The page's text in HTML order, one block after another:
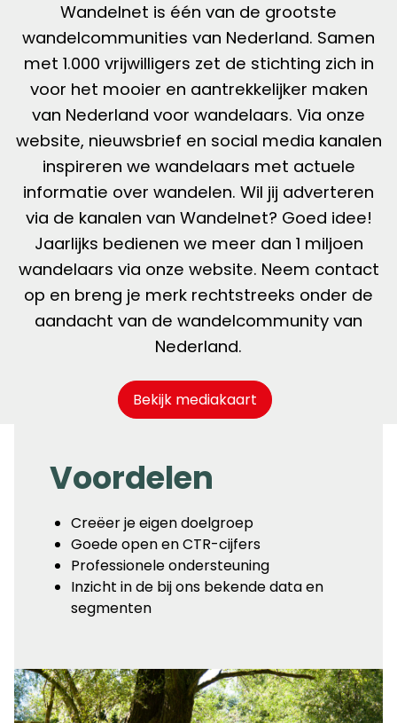
Wandelnet is één van de grootste
wandelcommunities van Nederland. Samen
met 1.000 vrijwilligers zet de stichting zich in
voor het mooier en aantrekkelijker maken
van Nederland voor wandelaars. Via onze
website, nieuwsbrief en social media kanalen
inspireren we wandelaars met actuele
informatie over wandelen. Wil jij adverteren
via de kanalen van Wandelnet? Goed idee!
Jaarlijks bedienen we meer dan 1 miljoen
wandelaars via onze website. Neem contact
op en breng je merk rechtstreeks onder de
aandacht van de wandelcommunity van
Nederland.
Bekijk mediakaart
Voordelen
Creëer je eigen doelgroep
Goede open en CTR-cijfers
Professionele ondersteuning
Inzicht in de bij ons bekende data en
segmenten